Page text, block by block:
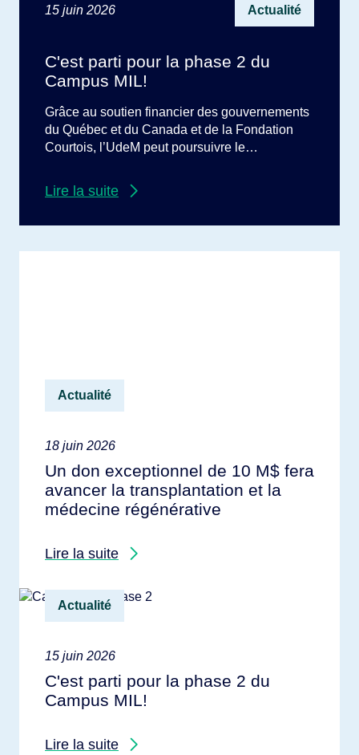
15 juin 2026 Actualité
C'est parti pour la phase 2 du
Campus MIL!
Grâce au soutien financier des gouvernements
du Québec et du Canada et de la Fondation
Courtois, l’UdeM peut poursuivre le
travaux de la deuxième phase. Lorsque les
secteurs public et philanthropique unissent
Jutras a […]
Lire la suite
Actualité
18 juin 2026
Un don exceptionnel de 10 M$ fera
avancer la transplantation et la
médecine régénérative
Lire la suite
Actualité
15 juin 2026
C'est parti pour la phase 2 du
Campus MIL!
Lire la suite